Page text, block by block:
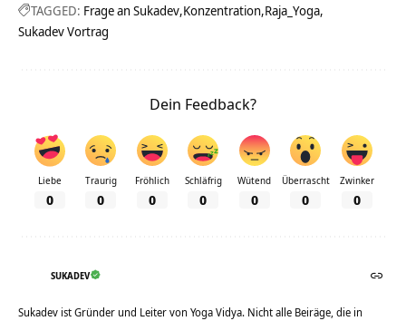
TAGGED: Frage an Sukadev Konzentration Raja_Yoga
Sukadev Vortrag
Dein Feedback?
Liebe
0
Traurig
0
Fröhlich
0
Schläfrig
0
Wütend
0
Überrascht
0
Zwinker
0
SUKADEV
Sukadev ist Gründer und Leiter von Yoga Vidya. Nicht alle Beiräge, die in